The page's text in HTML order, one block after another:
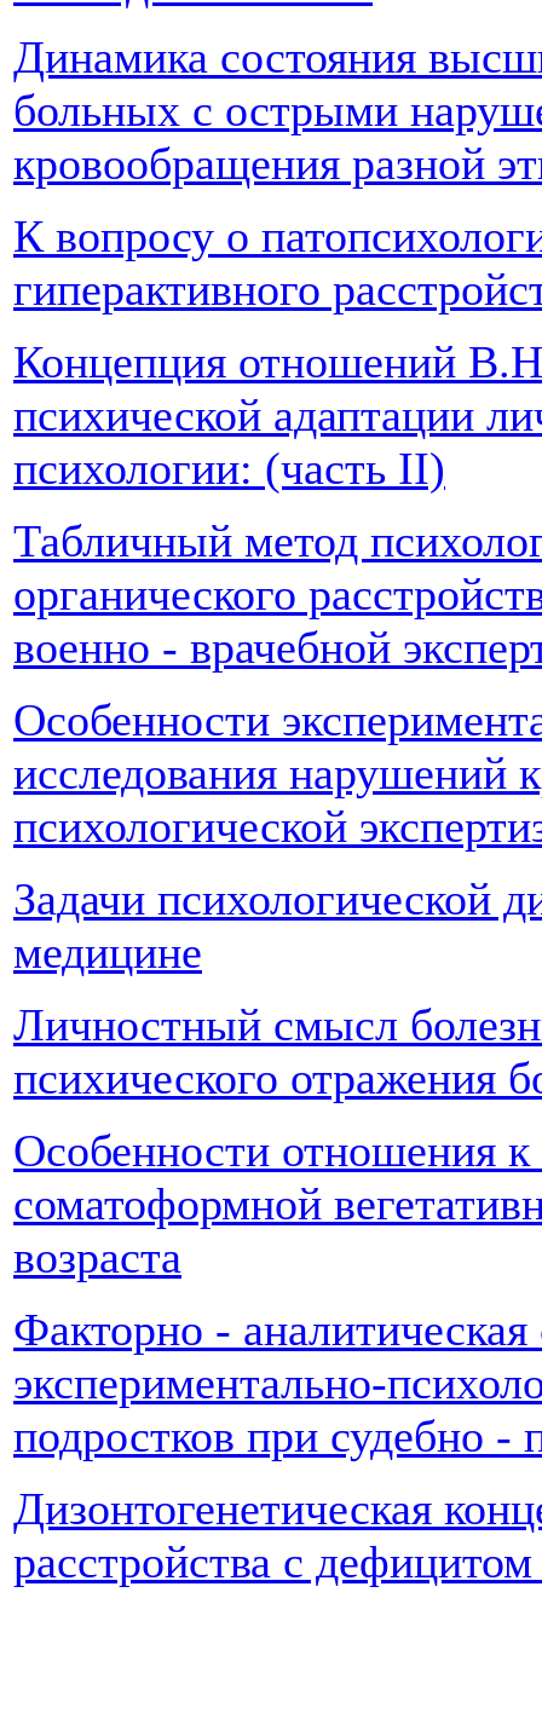
Динамика состояния
больных с острыми
кровообращения разной
К вопросу о
гиперактивного
Концепция отношений
психической адаптации
психологии: (часть II)
Табличный метод
органического
военно - врачебной
Особенности
исследования нарушений
психологической
Задачи психологической
медицине
Личностный смысл
психического отражения
Особенности отношения
соматоформной
возраста
Факторно -
экспериментально-
подростков при судебно -
Дизонтогенетическая
расстройства с